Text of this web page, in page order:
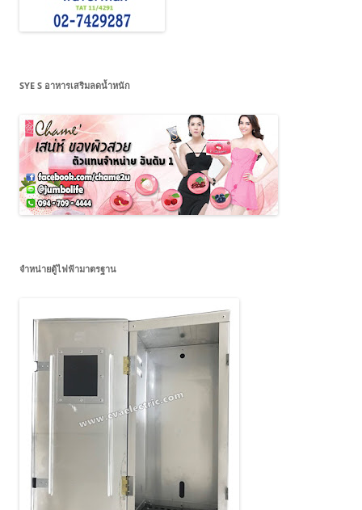
SYE S อาหารเสริมลดน้ำหนัก
จำหน่ายตู้ไฟฟ้ามาตรฐาน